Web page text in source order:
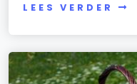
LEES VERDER